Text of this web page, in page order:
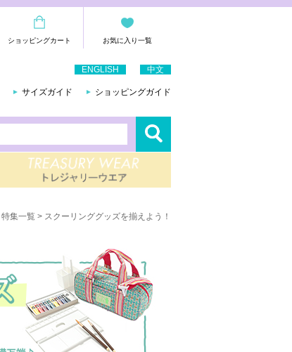
ショッピングカート お気に入り一覧
ENGLISH 中文
サイズガイド ショッピングガイド
特集一覧 > スクーリンググッズを揃えよう！